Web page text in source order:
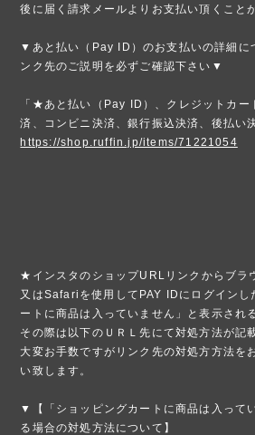
後に届く請求メールよりお支払い頂くこと
▼あと払い（Pay ID）のお支払いの詳細に
ンク先のご説明を必ずご確認下さい▼
「★あと払い（Pay ID）、クレジットカー
済、コンビニ決済、銀行振込決済、後払い
https://shop.ruffin.jp/items/71221054
★インスタのショップURLリンクからブラ
又はSafariを使用してPAY IDにログインし
ートに商品は入っていません」と表示され
その際は以下のＵＲＬ先にて対処方法が記
大変お手数ですがリンク先の対処方方法を
い致します。
▼【「ショッピングカートに商品は入って
る場合の対処方法について】